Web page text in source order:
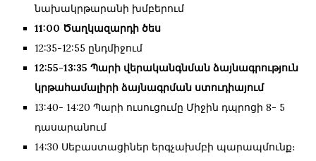
նախակրթարանի խմբերում
11:00 Ծաղկազարդի ծես
12:35-12:55 ընդմիջում
12:55-13:35 Պարի վերականգնման ձայնագրություն
կրթահամալիրի ձայնագրման ստուդիայում
13:40- 14:20 Պարի ուսուցումը Միջին դպրոցի 8- 5
դասարանում
14:30 Սեբաստացիներ երգչախմբի պարապմունք։